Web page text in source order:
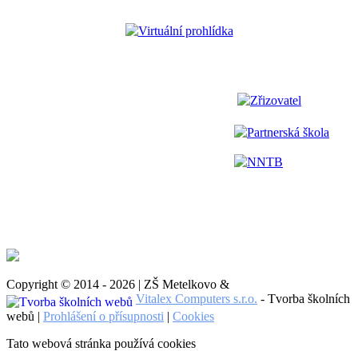
Virtuální prohlídka
Zřizovatel
Partnerská škola
NNTB
Copyright © 2014 - 2026 | ZŠ Metelkovo &
Vitalex Computers s.r.o. - Tvorba školních
webů | Prohlášení o přísupnosti | Cookies
Tato webová stránka používá cookies